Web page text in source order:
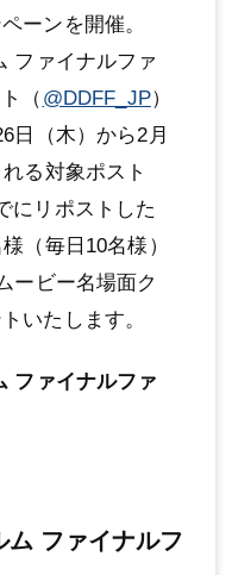
ーンを開催。
ファイナルファ
（ @DDFF_JP）
日（木）から2月
る対象ポスト
にリポストした
（毎日10名様）
ービー名場面ク
いたします。
ファイナルファ
ム ファイナルフ